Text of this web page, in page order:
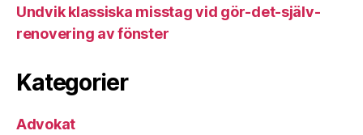
Undvik klassiska misstag vid gör-det-själv-
renovering av fönster
Kategorier
Advokat